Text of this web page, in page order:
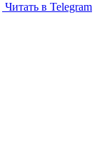
Читать в Telegram